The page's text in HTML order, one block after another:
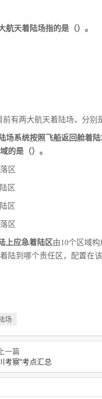
航天着陆场指的是（）。
前有两大航天着陆场，分别
场系统按照飞船返回舱着
的是（）。
区
区
区
区
上应急着陆区由10个区域
陆到哪个责任区，配置在
场
上一篇
考察”考点汇总